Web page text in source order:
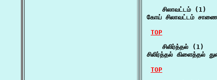
    சிலாவட்டம் (1)
கோய் சிலாவட்டம்
TOP
    சிலிர்த்தல் (1)
சிலிர்த்தல் கிளைத்தல்
TOP